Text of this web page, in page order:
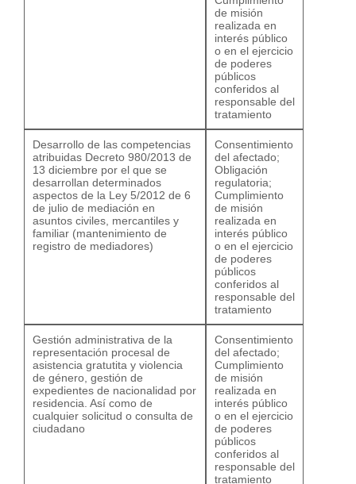
de misión
realizada en
interés público
o en el ejercicio
de poderes
públicos
conferidos al
responsable del
tratamiento
Desarrollo de las competencias
atribuidas Decreto 980/2013 de
13 diciembre por el que se
desarrollan determinados
aspectos de la Ley 5/2012 de 6
de julio de mediación en
asuntos civiles, mercantiles y
familiar (mantenimiento de
registro de mediadores)
Consentimiento
del afectado;
Obligación
regulatoria;
Cumplimiento
de misión
realizada en
interés público
o en el ejercicio
de poderes
públicos
conferidos al
responsable del
tratamiento
Gestión administrativa de la
representación procesal de
asistencia gratutita y violencia
de género, gestión de
expedientes de nacionalidad por
residencia. Así como de
cualquier solicitud o consulta de
ciudadano
Consentimiento
del afectado;
Cumplimiento
de misión
realizada en
interés público
o en el ejercicio
de poderes
públicos
conferidos al
responsable del
tratamiento